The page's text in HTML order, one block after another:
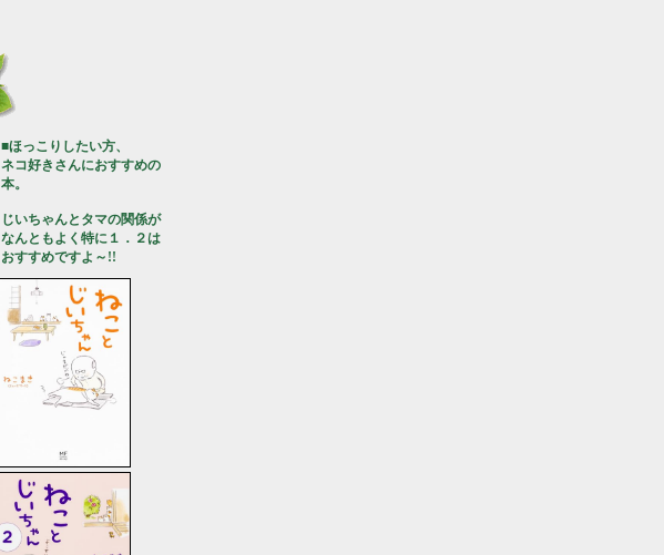
■ほっこりしたい方、
ネコ好きさんにおすすめの
本。
じいちゃんとタマの関係が
なんともよく特に１．２は
おすすめですよ～!!